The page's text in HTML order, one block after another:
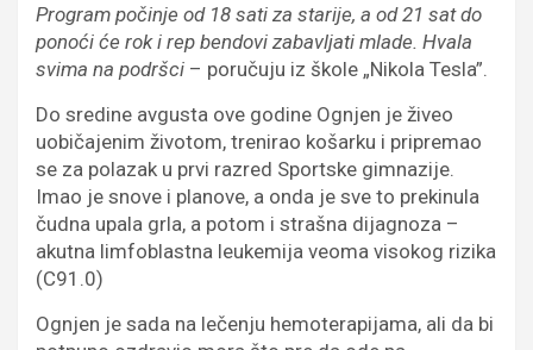
Program počinje od 18 sati za starije, a od 21 sat do
ponoći će rok i rep bendovi zabavljati mlade. Hvala
svima na podršci – poručuju iz škole „Nikola Tesla”.
Do sredine avgusta ove godine Ognjen je živeo
uobičajenim životom, trenirao košarku i pripremao
se za polazak u prvi razred Sportske gimnazije.
Imao je snove i planove, a onda je sve to prekinula
čudna upala grla, a potom i strašna dijagnoza –
akutna limfoblastna leukemija veoma visokog rizika
(C91.0)
Ognjen je sada na lečenju hemoterapijama, ali da bi